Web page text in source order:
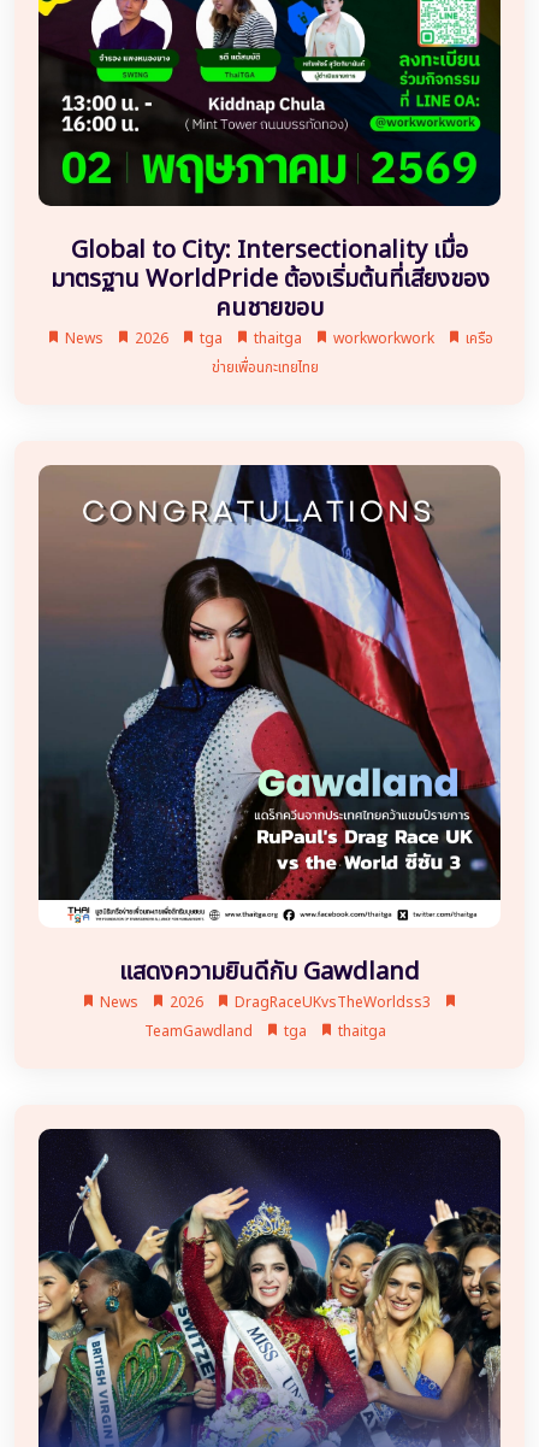
Global to City: Intersectionality เมื่อ
มาตรฐาน WorldPride ต้องเริ่มต้นที่เสียงของ
คนชายขอบ
News 2026 tga thaitga workworkwork
เครือ
ข่ายเพื่อนกะเทยไทย
แสดงความยินดีกับ Gawdland
News 2026
DragRaceUKvsTheWorldss3
TeamGawdland
tga thaitga